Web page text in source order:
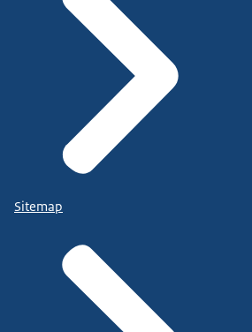
Sitemap